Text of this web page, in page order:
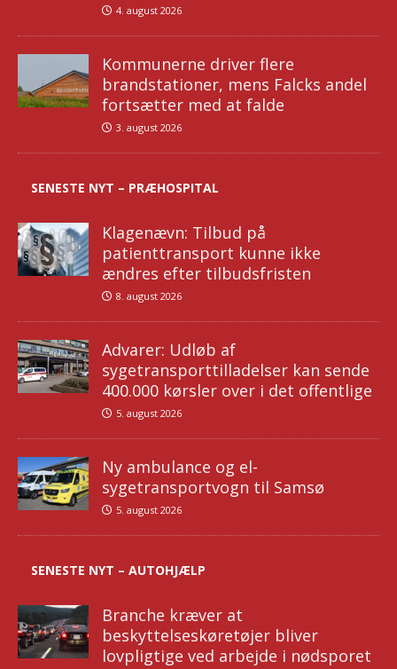
4. august 2026
Kommunerne driver flere
brandstationer, mens Falcks andel
fortsætter med at falde
3. august 2026
SENESTE NYT – PRÆHOSPITAL
Klagenævn: Tilbud på
patienttransport kunne ikke
ændres efter tilbudsfristen
8. august 2026
Advarer: Udløb af
sygetransporttilladelser kan sende
400.000 kørsler over i det offentlige
5. august 2026
Ny ambulance og el-
sygetransportvogn til Samsø
5. august 2026
SENESTE NYT – AUTOHJÆLP
Branche kræver at
beskyttelseskøretøjer bliver
lovpligtige ved arbejde i nødsporet